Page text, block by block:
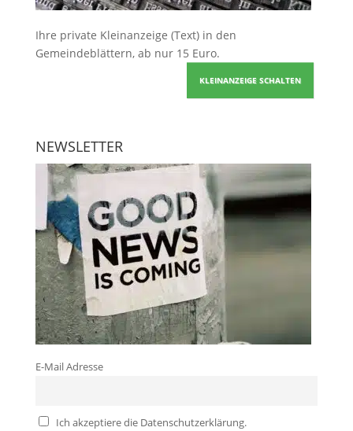
Ihre private Kleinanzeige (Text) in den
Gemeindeblättern, ab nur 15 Euro.
KLEINANZEIGE SCHALTEN
NEWSLETTER
E-Mail Adresse
Ich akzeptiere die Datenschutzerklärung.